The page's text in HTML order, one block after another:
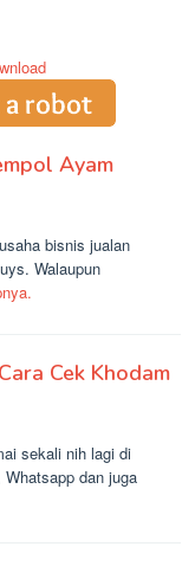
Ayam
bisnis jualan
Walaupun
Cek Khodam
sekali nih lagi di
dan juga